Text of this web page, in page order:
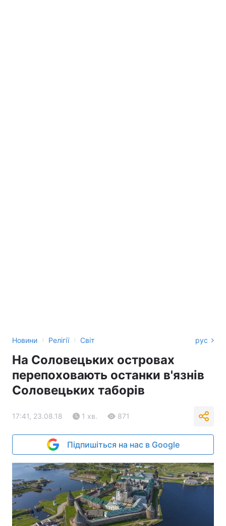
Новини › Релігії › Світ рус
На Соловецьких островах
перепоховають останки в'язнів
Соловецьких таборів
17:41, 23.08.18 1 хв. 871
Підпишіться на нас в Google